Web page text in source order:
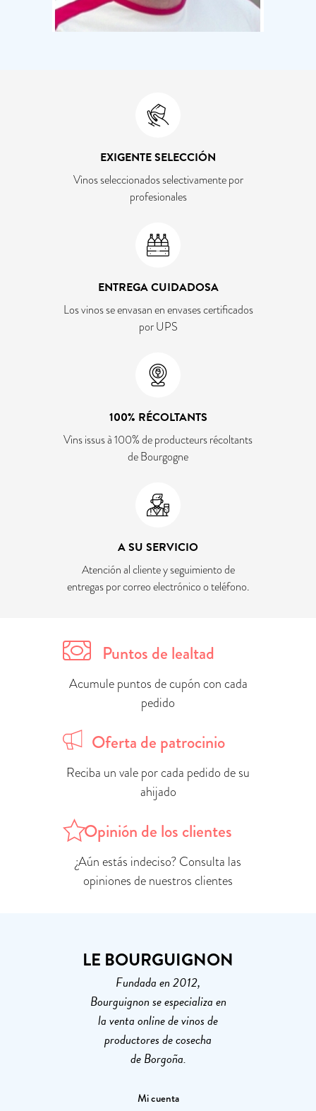
EXIGENTE SELECCIÓN
Vinos seleccionados selectivamente por
profesionales
ENTREGA CUIDADOSA
Los vinos se envasan en envases certificados
por UPS
100% RÉCOLTANTS
Vins issus à 100% de producteurs récoltants
de Bourgogne
A SU SERVICIO
Atención al cliente y seguimiento de
entregas por correo electrónico o teléfono.
Puntos de lealtad
Acumule puntos de cupón con cada
pedido
Oferta de patrocinio
Reciba un vale por cada pedido de su
ahijado
Opinión de los clientes
¿Aún estás indeciso? Consulta las
opiniones de nuestros clientes
LE BOURGUIGNON
Fundada en 2012,
Bourguignon se especializa en
la venta online de vinos de
productores de cosecha
de Borgoña.
Mi cuenta